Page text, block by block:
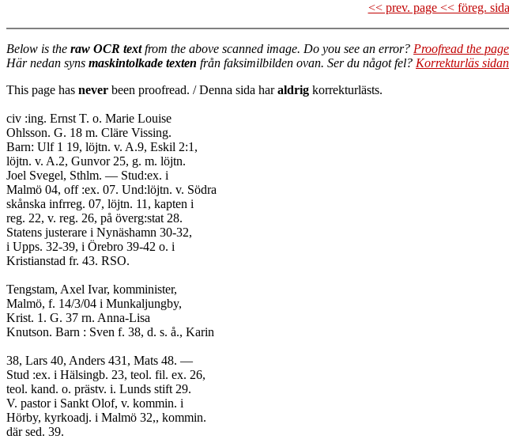
<< prev. page << föreg.
Below is the raw OCR textfrom the above scanned image. Do you see an error? Proofread the
Här nedan syns maskintolkade texten från faksimilbilden ovan. Ser du något fel? Korrekturläs
This page has never been proofread. / Denna sida haraldrig korrekturlästs.
civ :ing. Ernst T. o. Marie Louise
Ohlsson. G. 18 m. Cläre Vissing.
Barn: Ulf 1 19, löjtn. v. A.9, Eskil 2:1,
löjtn. v. A.2, Gunvor 25, g. m. löjtn.
Joel Svegel, Sthlm. — Stud:ex. i
Malmö 04, off :ex. 07. Und:löjtn. v. Södra
skånska infrreg. 07, löjtn. 11, kapten i
reg. 22, v. reg. 26, på överg:stat 28.
Statens justerare i Nynäshamn 30-32,
i Upps. 32-39, i Örebro 39-42 o. i
Kristianstad fr. 43. RSO.
Tengstam, Axel Ivar, komminister,
Malmö, f. 14/3/04 i Munkaljungby,
Krist. 1. G. 37 rn. Anna-Lisa
Knutson. Barn : Sven f. 38, d. s. å., Karin
38, Lars 40, Anders 431, Mats 48. —
Stud :ex. i Hälsingb. 23, teol. fil. ex. 26,
teol. kand. o. prästv. i. Lunds stift 29.
V. pastor i Sankt Olof, v. kommin. i
Hörby, kyrkoadj. i Malmö 32,, kommin.
där sed. 39.